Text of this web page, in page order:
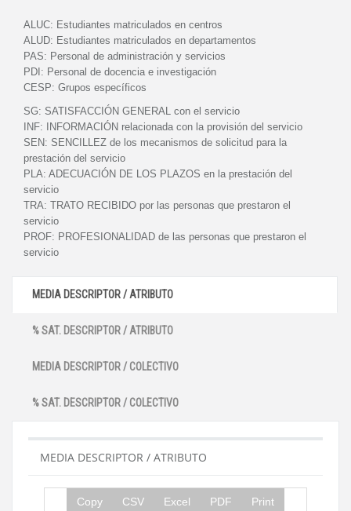
ALUC: Estudiantes matriculados en centros
ALUD: Estudiantes matriculados en departamentos
PAS: Personal de administración y servicios
PDI: Personal de docencia e investigación
CESP: Grupos específicos
SG: SATISFACCIÓN GENERAL con el servicio
INF:
INFORMACIÓN relacionada con la provisión del servicio
SEN: SENCILLEZ de los mecanismos de solicitud para la
prestación del servicio
PLA: ADECUACIÓN DE LOS PLAZOS en la prestación del
servicio
TRA: TRATO RECIBIDO por las personas que prestaron el
servicio
PROF: PROFESIONALIDAD de las personas que prestaron el
servicio
MEDIA DESCRIPTOR / ATRIBUTO
% SAT. DESCRIPTOR / ATRIBUTO
MEDIA DESCRIPTOR / COLECTIVO
% SAT. DESCRIPTOR / COLECTIVO
MEDIA DESCRIPTOR / ATRIBUTO
Copy CSV Excel PDF Print